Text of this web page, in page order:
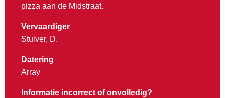
pizza aan de Midstraat.
Vervaardiger
Stuiver, D.
Datering
Array
Informatie incorrect of onvolledig?